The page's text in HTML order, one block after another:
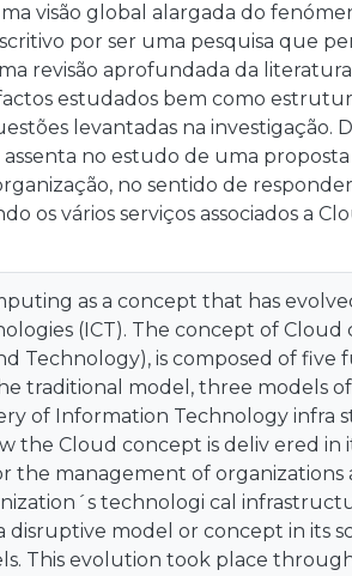
visão global alargada do
por ser uma pesquisa que
revisão aprofundada da
estudados bem como
levantadas na investigação.
no estudo de uma
no sentido de responder
os vários serviços associados a
as a concept that has
(ICT). The concept of
Technology), is composed of five
traditional model, three models of
of Information Technology infra
Cloud concept is deliv ered in
management of organizations
technologi cal
model or concept in its
This evolution took place